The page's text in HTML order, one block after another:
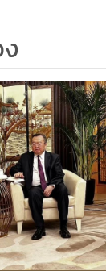
นอกจากนี้ ยังส่งเส
ายในภูมิภาค